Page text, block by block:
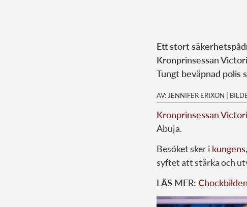
Ett stort
Kronprinsessan
Tungt beväpnad polis
AV: JENNIFER ERIXON |
Kronprinsessan
Abuja.
Besöket sker i kungens
syftet att stärka och
LÄS MER: